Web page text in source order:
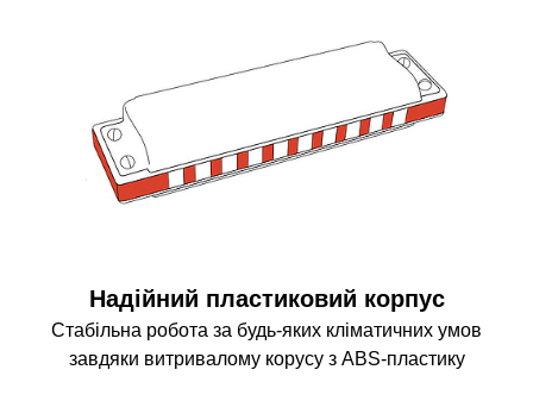
Надійний пластиковий корпус
Стабільна робота за будь-яких кліматичних умов
завдяки витривалому корусу з ABS-пластику